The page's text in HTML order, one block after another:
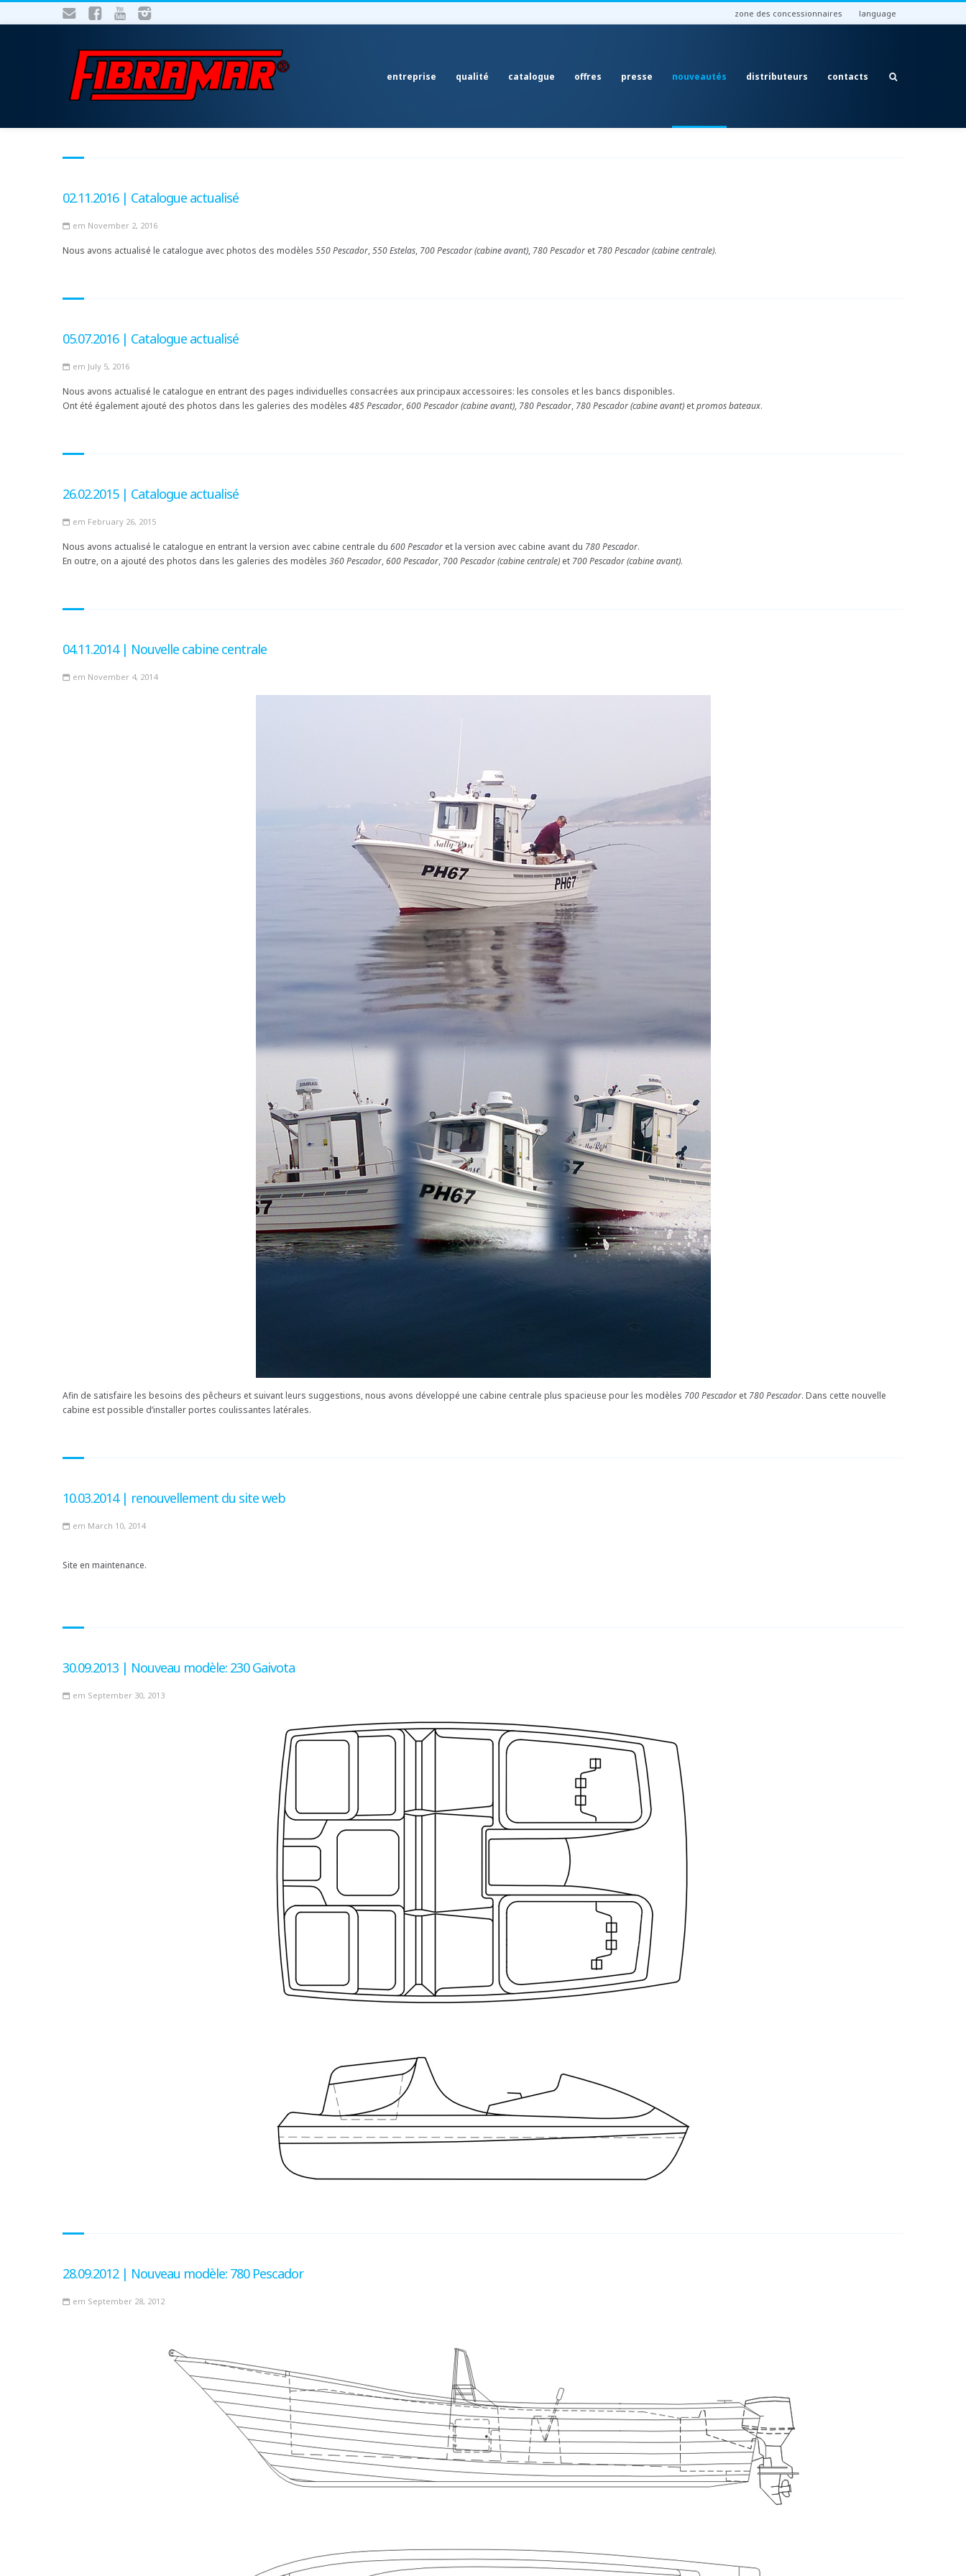
zone des concessionnaires language
entreprise qualité catalogue offres presse nouveautés distributeurs contacts
02.11.2016 | Catalogue actualisé
em November 2, 2016
Nous avons actualisé le catalogue avec photos des modèles 550 Pescador,550 Estelas, 700 Pescador (cabine avant), 780 Pescador et 780 Pescador (cabine centrale).
05.07.2016 | Catalogue actualisé
em July 5, 2016
Nous avons actualisé le catalogue en entrant des pages individuelles consacrées aux principaux accessoires: les consoles et les bancs disponibles.
Ont été également ajouté des photos dans les galeries des modèles 485 Pescador,600 Pescador (cabine avant), 780 Pescador, 780 Pescador (cabine avant) etpromos bateaux.
26.02.2015 | Catalogue actualisé
em February 26, 2015
Nous avons actualisé le catalogue en entrant la version avec cabine centrale du 600 Pescador et la version avec cabine avant du 780 Pescador.
En outre, on a ajouté des photos dans les galeries des modèles 360 Pescador,600 Pescador, 700 Pescador (cabine centrale) et 700 Pescador (cabine avant).
04.11.2014 | Nouvelle cabine centrale
em November 4, 2014
Afin de satisfaire les besoins des pêcheurs et suivant leurs suggestions, nous avons développé une cabine centrale plus spacieuse pour les modèles 700 Pescador et 780 Pescador. Dans cette nouvelle
cabine est possible d’installer portes coulissantes latérales.
10.03.2014 | renouvellement du site web
em March 10, 2014
Site en maintenance.
30.09.2013 | Nouveau modèle: 230 Gaivota
em September 30, 2013
28.09.2012 | Nouveau modèle: 780 Pescador
em September 28, 2012